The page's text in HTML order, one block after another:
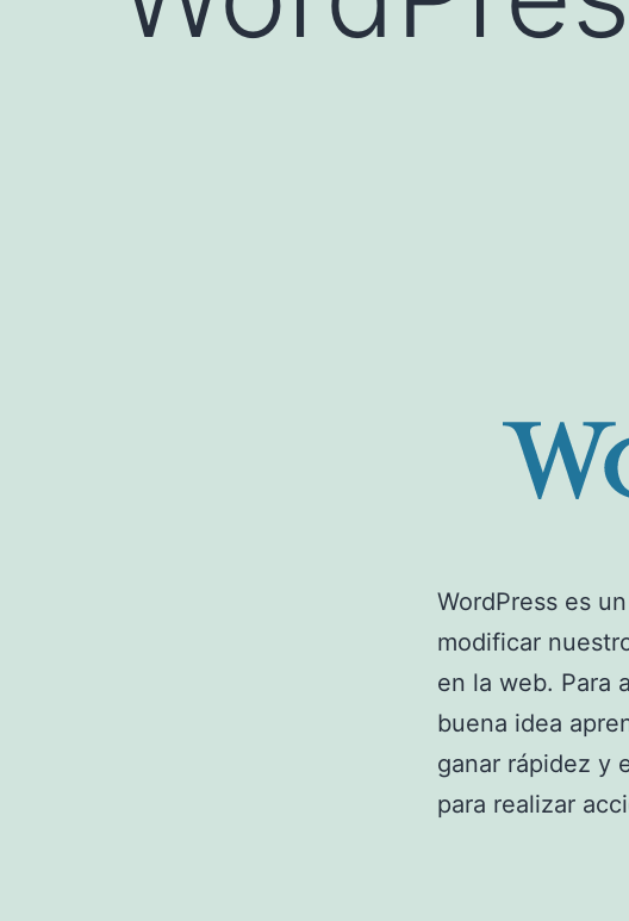
WordPress es
modificar
en la web. Para
buena idea
ganar rápidez y
para realizar